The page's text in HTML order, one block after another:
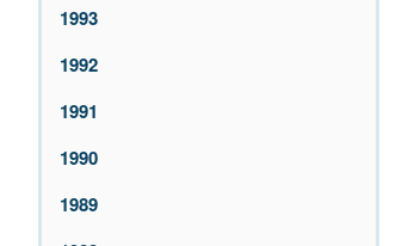
1993
1992
1991
1990
1989